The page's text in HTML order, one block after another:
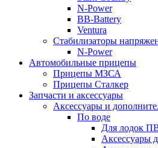
N-Power
BB-Battery
Ventura
Стабилизаторы
N-Power
Автомобильные прицепы
Прицепы МЗСА
Прицепы Сталкер
Запчасти и аксессуары
Аксессуары и
По воде
Для лодок
Аксессуары